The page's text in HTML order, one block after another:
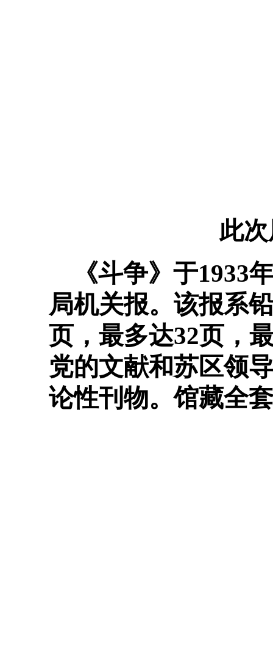
此
《斗争》于1933
局机关报。该报系
页，最多达32页，
党的文献和苏区领
论性刊物。馆藏全